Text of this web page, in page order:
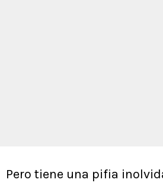
Pero tiene una pifia